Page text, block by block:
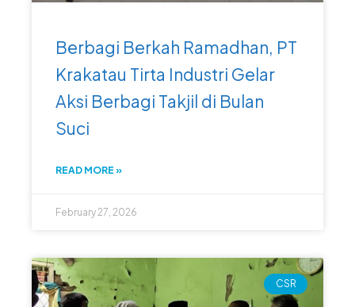
Berbagi Berkah Ramadhan, PT
Krakatau Tirta Industri Gelar
Aksi Berbagi Takjil di Bulan
Suci
READ MORE »
February 27, 2026
CSR